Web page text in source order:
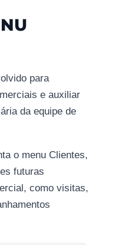
para
e auxiliar
da equipe de
o menu Clientes,
futuras
como visitas,